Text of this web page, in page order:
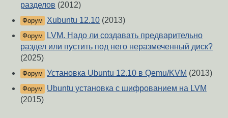
разделов (2012)
Форум Xubuntu 12.10 (2013)
Форум
LVM. Надо ли создавать предварительно
раздел или пустить под него неразмеченный диск?
(2025)
Форум Установка Ubuntu 12.10 в Qemu/KVM (2013)
Форум
Ubuntu установка с шифрованием на LVM
(2015)